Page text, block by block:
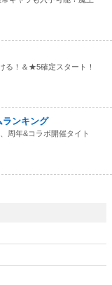
る！＆★5確定スタート！
ランキング
周年&コラボ開催タイト